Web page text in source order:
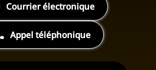
Courrier électronique
Appel téléphonique